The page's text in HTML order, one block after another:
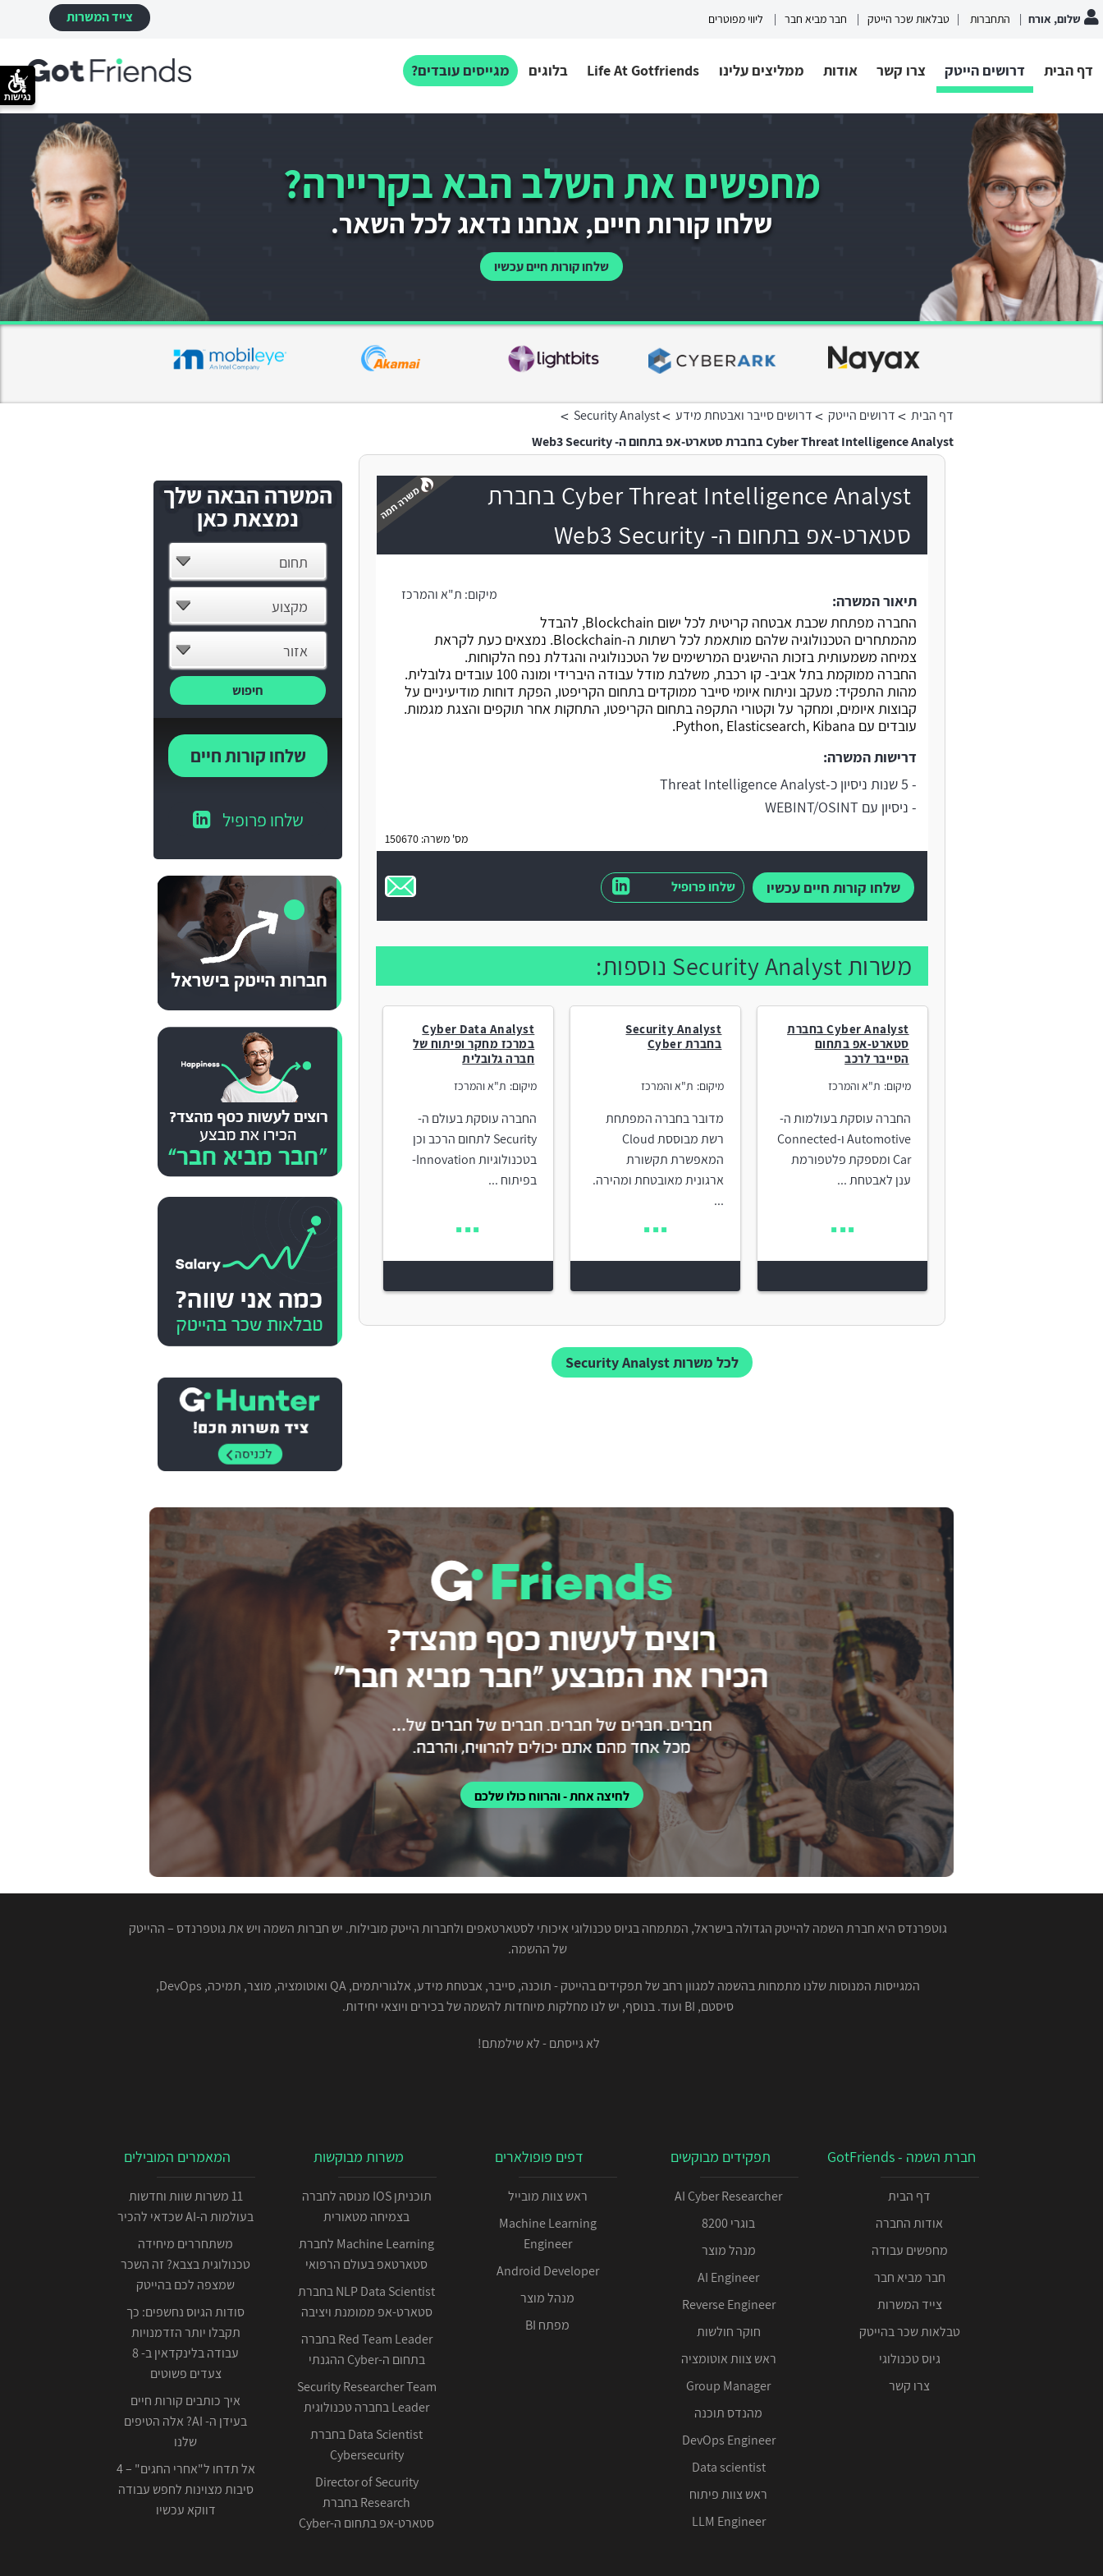
שלום, אורח התחברות טבלאות שכר הייטק חבר מביא חבר ליווי מפוטרים צייד המשרות
דף הבית דרושים הייטק צרו קשר אודות ממליצים עלינו Life At Gotfriends בלוגים מגייסים עובדים?
מחפשים את השלב הבא בקריירה?
שלחו קורות חיים, אנחנו נדאג לכל השאר.
שלחו קורות חיים עכשיו
דף הבית >דרושים הייטק >דרושים סייבר ואבטחת מידע >
Security Analyst
>
Cyber Threat Intelligence Analyst בחברת סטארט-אפ בתחום ה- Web3 Security
Cyber Threat Intelligence Analyst בחברת
סטארט-אפ בתחום ה- Web3 Security
מיקום: ת"א והמרכז
תיאור המשרה:
החברה מפתחת שכבת אבטחה קריטית לכל ישום Blockchain, להבדל
מהמתחרים הטכנולוגיה שלהם מותאמת לכל רשתות ה-Blockchain. נמצאים כעת לקראת
צמיחה משמעותית בזכות ההישגים המרשימים של הטכנולוגיה והגדלת נפח הלקוחות.
החברה ממוקמת בתל אביב- קו רכבת, משלבת מודל עבודה היברידי ומונה 100 עובדים גלובלית.
מהות התפקיד: מעקב וניתוח איומי סייבר ממוקדים בתחום הקריפטו, הפקת דוחות מודיעיניים על
קבוצות איומים, ומחקר על וקטורי התקפה בתחום הקריפטו, התחקות אחר תוקפים והצגת מגמות.
עובדים עם Python, Elasticsearch, Kibana.
דרישות המשרה:
- 5 שנות ניסיון כ-Threat Intelligence Analyst
- ניסיון עם WEBINT/OSINT
מס' משרה: 150670
שלחו קורות חיים עכשיו שלחו פרופיל
משרות Security Analyst נוספות:
Cyber Analyst בחברת
סטארט-אפ בתחום
הסייבר לרכב
מיקום: ת"א והמרכז
החברה עוסקת בעולמות ה-
Automotive ו-Connected
Car ומספקת פלטפורמת
ענן לאבטחת ...
Security Analyst
בחברת Cyber
מיקום: ת"א והמרכז
מדובר בחברה המפתחת
רשת מבוססת Cloud
המאפשרת תקשורת
ארגונית מאובטחת ומהירה.
...
Cyber Data Analyst
במרכז מחקר ופיתוח של
חברה גלובלית
מיקום: ת"א והמרכז
החברה עוסקת בעולם ה-
Security לתחום הרכב וכן
בטכנולוגיות Innovation-
בפיתוח ...
לכל משרות Security Analyst
המשרה הבאה שלך
נמצאת כאן
תחום
מקצוע
אזור
חיפוש
שלחו קורות חיים
שלחו פרופיל
לחיצה אחת - והרווח כולו שלכם
גוטפרנדס היא חברת השמה להייטק הגדולה בישראל, המתמחה בגיוס טכנולוגי איכותי לסטארטאפים ולחברות הייטק מובילות. יש חברות השמה ויש את גוטפרנדס – ההייטק
של ההשמה.
המגייסות המנוסות שלנו מתמחות בהשמה למגוון רחב של תפקידים בהייטק - תוכנה, סייבר, אבטחת מידע, אלגוריתמים, QA ואוטומציה, מוצר, תמיכה, DevOps,
סיסטם, BI ועוד. בנוסף, יש לנו מחלקות מיוחדות להשמה של בכירים ויוצאי יחידות.
לא גייסתם - לא שילמתם!
חברת השמה - GotFriends
דף הבית
אודות החברה
מחפשים עבודה
חבר מביא חבר
צייד המשרות
טבלאות שכר בהייטק
גיוס טכנולוגי
צרו קשר
תפקידים מבוקשים
AI Cyber Researcher
בוגרי 8200
מנהל מוצר
AI Engineer
Reverse Engineer
חוקר חולשות
ראש צוות אוטומציה
Group Manager
מהנדס תוכנה
DevOps Engineer
Data scientist
ראש צוות פיתוח
LLM Engineer
דפים פופולארים
ראש צוות מובייל
Machine Learning
Engineer
Android Developer
מנהל מוצר
מפתח BI
משרות מבוקשות
תוכניתן IOS מנוסה לחברה
בצמיחה מטאורית
Machine Learning לחברת
סטארטאפ בעולם הרפואי
NLP Data Scientist בחברת
סטארט-אפ ממומנת ויציבה
Red Team Leader בחברה
בתחום ה-Cyber ההגנתי
Security Researcher Team
Leader בחברה טכנולוגית
Data Scientist בחברת
Cybersecurity
Director of Security
Research בחברת
סטארט-אפ בתחום ה-Cyber
המאמרים המובילים
11 משרות שוות וחדשות
בעולמות ה-AI שכדאי להכיר
משתחררים מיחידה
טכנולוגית בצבא? זה השכר
שמצפה לכם בהייטק
סודות הגיוס נחשפים: כך
תקבלו יותר הזדמנויות
עבודה בלינקדאין ב- 8
צעדים פשוטים
איך כותבים קורות חיים
בעידן ה- AI? אלה הטיפים
שלנו
אל תדחו ל"אחרי החגים" – 4
סיבות מצוינות לחפש עבודה
דווקא עכשיו
נגישות